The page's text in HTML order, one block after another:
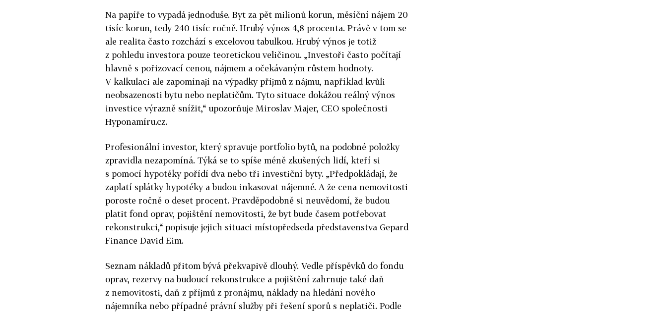
Na papíře to vypadá jednoduše. Byt za pět mi­lionů korun, měsíční nájem 20
tisíc korun, tedy 240 tisíc ročně. Hrubý výnos 4,8 procenta. Právě v tom se
ale realita často rozchází s excelovou tabulkou. Hrubý výnos je totiž
z pohledu investora pouze teoretickou veličinou. „Investoři často počítají
hlavně s pořizovací cenou, nájmem a očekávaným růstem hodnoty.
V kalkulaci ale zapomínají na výpadky příjmů z nájmu, například kvůli
neobsazenosti bytu nebo neplatičům. Tyto situace dokážou reálný výnos
investice výrazně snížit,“ upozorňuje Miroslav Majer, CEO společnosti
Hyponamíru.cz.
Profesionální investor, který spravuje portfolio bytů, na podobné položky
zpravidla nezapomíná. Týká se to spíše méně zkušených lidí, kteří si
s pomocí hypotéky pořídí dva nebo tři investiční byty. „Předpokládají, že
zaplatí splátky hypotéky a budou inkasovat nájemné. A že cena nemovitosti
poroste ročně o deset procent. Pravděpodobně si neuvědomí, že budou
platit fond oprav, pojištění nemovitosti, že byt bude časem potřebovat
rekonstrukci,“ popisuje jejich situaci místopředseda představenstva Gepard
Finance David Eim.
Seznam nákladů přitom bývá překvapivě dlouhý. Vedle příspěvků do fondu
oprav, rezervy na budoucí rekonstrukce a pojištění zahrnuje také daň
z nemovitosti, daň z příjmů z pronájmu, náklady na hledání nového
nájemníka nebo případné právní služby při řešení sporů s neplatiči. Podle